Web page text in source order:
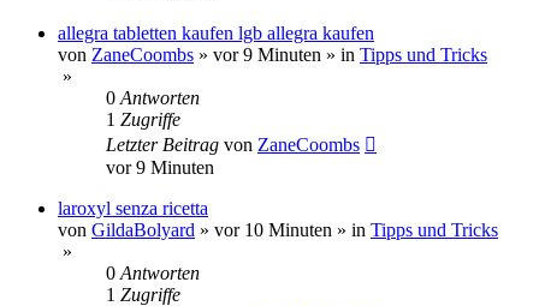
allegra tabletten kaufen lgb allegra kaufen
von ZaneCoombs » vor 9 Minuten » in Tipps und Tricks
»
0 Antworten
1 Zugriffe
Letzter Beitrag von ZaneCoombs
vor 9 Minuten
laroxyl senza ricetta
von GildaBolyard » vor 10 Minuten » in Tipps und Tricks
»
0 Antworten
1 Zugriffe